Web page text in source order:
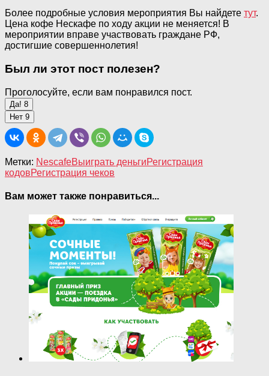
Более подробные условия мероприятия Вы найдете тут.
Цена кофе Нескафе по ходу акции не меняется! В
мероприятии вправе участвовать граждане РФ,
достигшие совершеннолетия!
Был ли этот пост полезен?
Проголосуйте, если вам понравился пост.
Да! 8
Нет 9
Метки: NescafeВыиграть деньгиРегистрация
кодовРегистрация чеков
Вам может также понравиться...